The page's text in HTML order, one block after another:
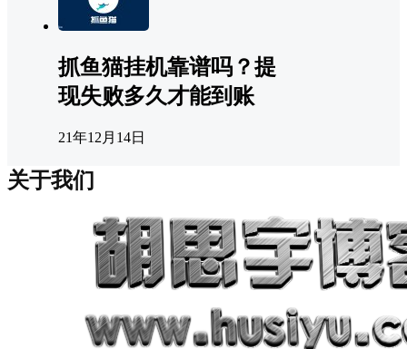
抓鱼猫挂机靠谱吗？提
现失败多久才能到账
21年12月14日
关于我们